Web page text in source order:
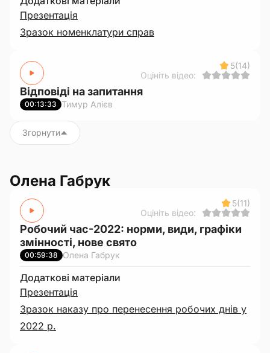
Презентація
Зразок номенклатури справ
5(14)
Оцініть відео:
Відповіді на запитання
00:13:33 Тимур Алієв
Згорнути
Олена Габрук
5(11)
Оцініть відео:
Робочий час-2022: норми, види, графіки
змінності, нове свято
00:59:38 Олена Габрук
Додаткові матеріали
Презентація
Зразок наказу про перенесення робочих днів у
2022 р.